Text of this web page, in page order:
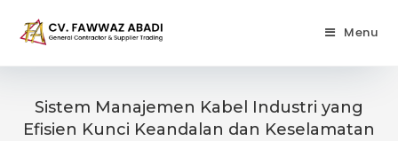
Menu
Sistem Manajemen Kabel Industri yang
Efisien Kunci Keandalan dan Keselamatan